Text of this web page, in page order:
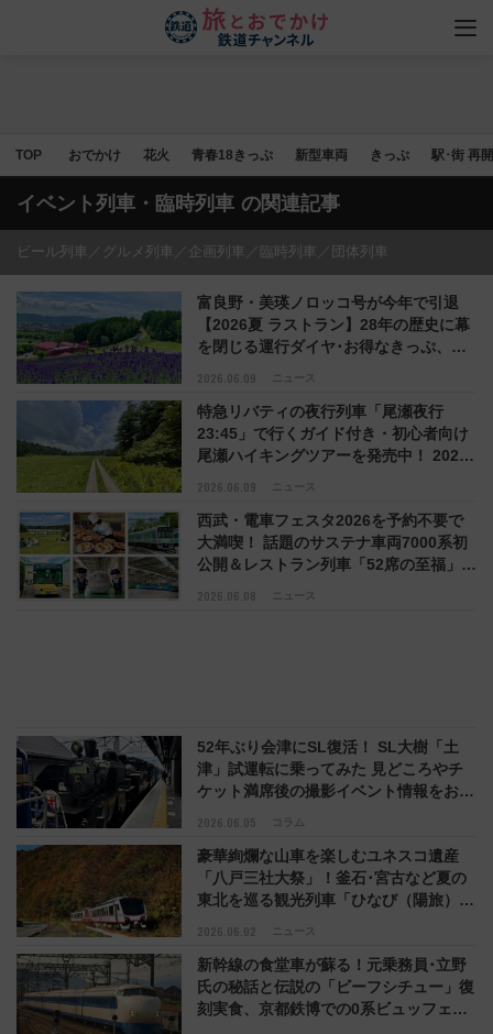
TOP おでかけ 花火 青春18きっぷ 新型車両 きっぷ 駅･街 再
イベント列車・臨時列車 の関連記事
ビール列車／グルメ列車／企画列車／臨時列車／団体列車
2026.06.09 ニュース
富良野・美瑛ノロッコ号が今年で引退
【2026夏 ラストラン】28年の歴史に幕
を閉じる運行ダイヤ･お得なきっぷ、富
2026.06.09 ニュース
特急リバティの夜行列車「尾瀬夜行
23:45」で行くガイド付き・初心者向け
尾瀬ハイキングツアーを発売中！ 2026
2026.06.08 ニュース
西武・電車フェスタ2026を予約不要で
大満喫！ 話題のサステナ車両7000系初
公開＆レストラン列車「52席の至福」に
2026.06.05 コラム
52年ぶり会津にSL復活！ SL大樹「土
津」試運転に乗ってみた 見どころやチ
ケット満席後の撮影イベント情報をお届
2026.06.02 ニュース
豪華絢爛な山車を楽しむユネスコ遺産
「八戸三社大祭」！釜石･宮古など夏の
東北を巡る観光列車「ひなび（陽旅）」
新幹線の食堂車が蘇る！元乗務員･立野
氏の秘話と伝説の「ビーフシチュー」復
刻実食、京都鉄博での0系ビュッフェ車